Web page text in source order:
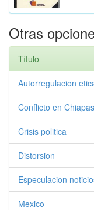
Otras
Título
Autorregulacion
Conflicto en Chiapas
Crisis politica
Distorsion
Especulacion
Mexico